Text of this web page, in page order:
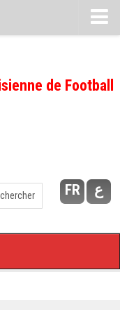
de Football
FR ع